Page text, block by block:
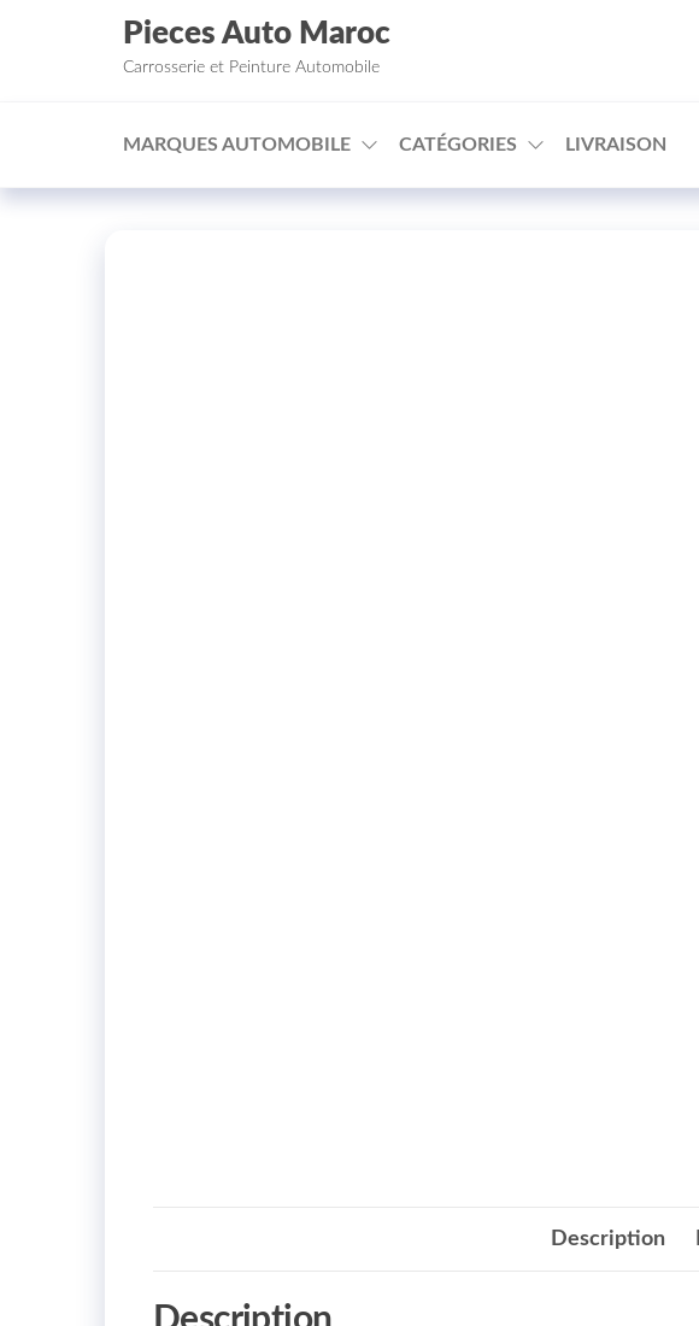
□
Aller au contenu
Pieces Auto Maroc
Carrosserie et Peinture Automobile
MARQUES AUTOMOBILE CATÉGORIES LIVRAISON
Description